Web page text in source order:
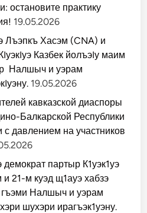
остановите практику
19.05.2026
Лъэпкъ Хасэм (CNA) и
Казбек йолъэIу маим
Налшыч и уэрам
19.05.2026
кавказской диаспоры
Балкарской Республики
с давлением на участников
партыр К1уэк1уэ
21-м куэд щ1ауэ хабзэ
Налшыч и уэрам
шухэри ирагъэк1уэну.